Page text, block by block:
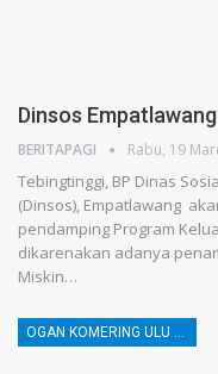
Dinsos
BERITAPAGI Rabu, 19
Tebingtinggi, BP Dinas
(Dinsos), Empatlawang
pendamping Program
dikarenakan adanya
Miskin…
OGAN KOMERING ULU TIMUR